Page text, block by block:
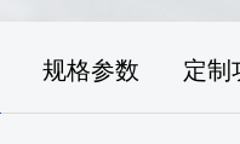
规格参数 定制